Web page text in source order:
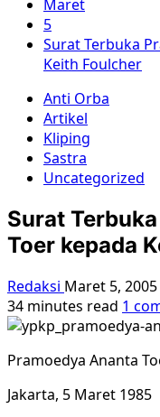
Maret
5
Surat Terbuka
Keith Foulcher
Anti Orba
Artikel
Kliping
Sastra
Uncategorized
Surat
Toer kepada
Redaksi Maret 5,
34 minutes read 1
Pramoedya Ananta
Jakarta, 5 Maret 1985